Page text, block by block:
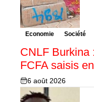
Economie Société
CNLF Burkina
FCFA saisis
6 août 2026